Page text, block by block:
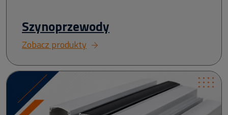
Szynoprzewody
Zobacz produkty